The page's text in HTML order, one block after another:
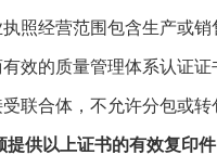
照经营范围包含生产或销
效的质量管理体系认证
联合体，不允许分包或转
提供以上证书的有效复印